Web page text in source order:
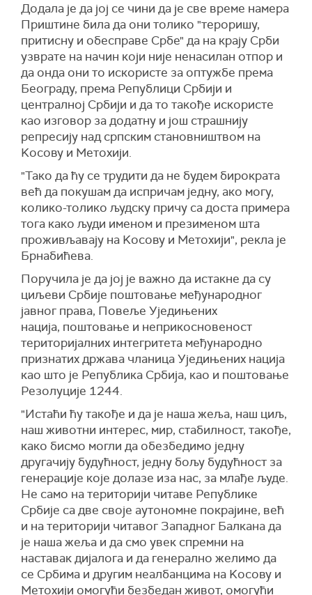
Додала је да јој се чини да је све време намера
Приштине била да они толико "тероришу,
притисну и обесправе Србе" да на крају Срби
узврате на начин који није ненасилан отпор и
да онда они то искористе за оптужбе према
Београду, према Републици Србији и
централној Србији и да то такође искористе
као изговор за додатну и још страшнију
репресију над српским становништвом на
Kосову и Метохији.
"Тако да ћу се трудити да не будем бирократа
већ да покушам да испричам једну, ако могу,
колико-толико људску причу са доста примера
тога како људи именом и презименом шта
проживљавају на Kосову и Метохији", рекла је
Брнабићева.
Поручила је да јој је важно да истакне да су
циљеви Србије поштовање међународног
јавног права, Повеље Уједињених
нација, поштовање и неприкосновеност
територијалних интегритета међународно
признатих држава чланица Уједињених нација
као што је Република Србија, као и поштовање
Резолуције 1244.
"Истаћи ћу такође и да је наша жеља, наш циљ,
наш животни интерес, мир, стабилност, такође,
како бисмо могли да обезбедимо једну
другачију будућност, једну бољу будућност за
генерације које долазе иза нас, за млађе људе.
Не само на територији читаве Републике
Србије са две своје аутономне покрајине, већ
и на територији читавог Западног Балкана да
је наша жеља и да смо увек спремни на
наставак дијалога и да генерално желимо да
се Србима и другим неалбанцима на Kосову и
Метохији омогући безбедан живот, омогући